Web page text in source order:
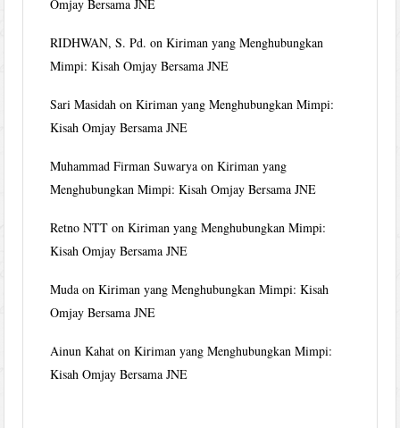
Omjay Bersama JNE
RIDHWAN, S. Pd. onKiriman yang Menghubungkan
Mimpi: Kisah Omjay Bersama JNE
Sari Masidah onKiriman yang Menghubungkan Mimpi:
Kisah Omjay Bersama JNE
Muhammad Firman Suwarya onKiriman yang
Menghubungkan Mimpi: Kisah Omjay Bersama JNE
Retno NTT onKiriman yang Menghubungkan Mimpi:
Kisah Omjay Bersama JNE
Muda onKiriman yang Menghubungkan Mimpi: Kisah
Omjay Bersama JNE
Ainun Kahat onKiriman yang Menghubungkan Mimpi:
Kisah Omjay Bersama JNE